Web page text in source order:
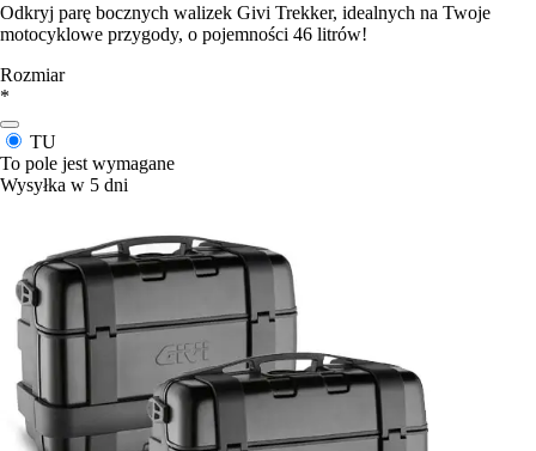
Odkryj parę bocznych walizek Givi Trekker, idealnych na Twoje
motocyklowe przygody, o pojemności 46 litrów!
Rozmiar
*
TU
To pole jest wymagane
Wysyłka w 5 dni